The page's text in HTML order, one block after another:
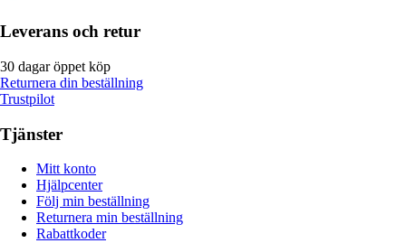
Leverans och retur
30 dagar öppet köp
Returnera din beställning
Trustpilot
Tjänster
Mitt konto
Hjälpcenter
Följ min beställning
Returnera min beställning
Rabattkoder